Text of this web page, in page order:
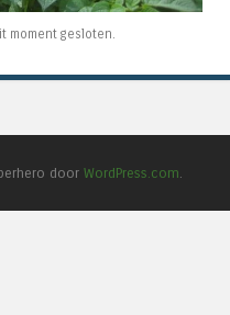
moment gesloten.
door WordPress.com.